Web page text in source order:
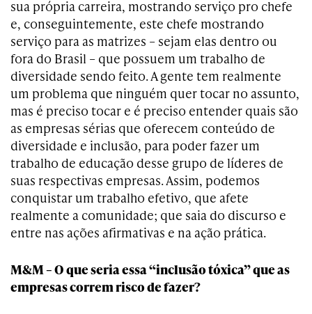
sua própria carreira, mostrando serviço pro chefe
e, conseguintemente, este chefe mostrando
serviço para as matrizes – sejam elas dentro ou
fora do Brasil – que possuem um trabalho de
diversidade sendo feito. A gente tem realmente
um problema que ninguém quer tocar no assunto,
mas é preciso tocar e é preciso entender quais são
as empresas sérias que oferecem conteúdo de
diversidade e inclusão, para poder fazer um
trabalho de educação desse grupo de líderes de
suas respectivas empresas. Assim, podemos
conquistar um trabalho efetivo, que afete
realmente a comunidade; que saia do discurso e
entre nas ações afirmativas e na ação prática.
M&M – O que seria essa “inclusão tóxica” que as
empresas correm risco de fazer?